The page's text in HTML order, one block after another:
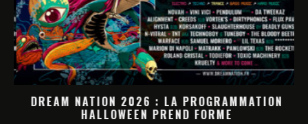
DREAM NATION 2026 : LA PROGRAMMATION
HALLOWEEN PREND FORME